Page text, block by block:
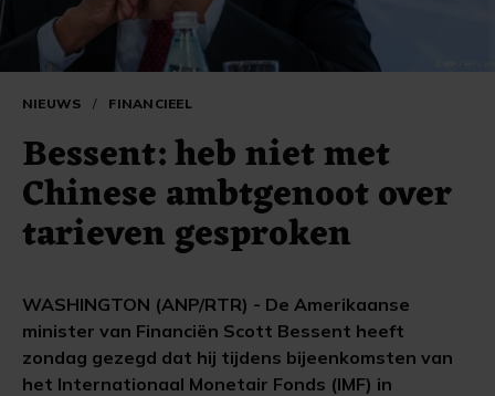
NIEUWS / FINANCIEEL
Bessent: heb niet met
Chinese ambtgenoot over
tarieven gesproken
WASHINGTON (ANP/RTR) - De Amerikaanse
minister van Financiën Scott Bessent heeft
zondag gezegd dat hij tijdens bijeenkomsten van
het Internationaal Monetair Fonds (IMF) in